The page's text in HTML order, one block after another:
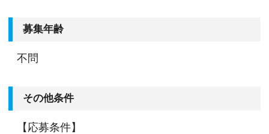
募集年齢
不問
その他条件
【応募条件】